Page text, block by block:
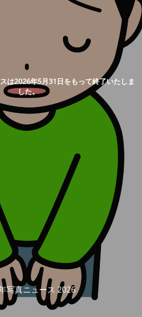
は2026年5月31日をもって終了いたしま
した。
写真ニュース 2026